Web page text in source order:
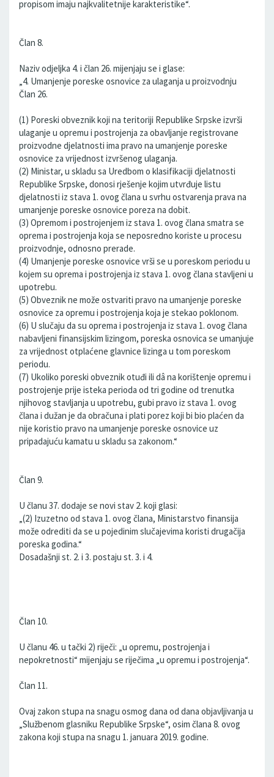
propisom imaju najkvalitetnije karakteristike“.
Član 8.
Naziv odjeljka 4. i član 26. mijenjaju se i glase:
„4. Umanjenje poreske osnovice za ulaganja u proizvodnju
Član 26.
(1) Poreski obveznik koji na teritoriji Republike Srpske izvrši
ulaganje u opremu i postrojenja za obavljanje registrovane
proizvodne djelatnosti ima pravo na umanjenje poreske
osnovice za vrijednost izvršenog ulaganja.
(2) Ministar, u skladu sa Uredbom o klasifikaciji djelatnosti
Republike Srpske, donosi rješenje kojim utvrđuje listu
djelatnosti iz stava 1. ovog člana u svrhu ostvarenja prava na
umanjenje poreske osnovice poreza na dobit.
(3) Opremom i postrojenjem iz stava 1. ovog člana smatra se
oprema i postrojenja koja se neposredno koriste u procesu
proizvodnje, odnosno prerade.
(4) Umanjenje poreske osnovice vrši se u poreskom periodu u
kojem su oprema i postrojenja iz stava 1. ovog člana stavljeni u
upotrebu.
(5) Obveznik ne može ostvariti pravo na umanjenje poreske
osnovice za opremu i postrojenja koja je stekao poklonom.
(6) U slučaju da su oprema i postrojenja iz stava 1. ovog člana
nabavljeni finansijskim lizingom, poreska osnovica se umanjuje
za vrijednost otplaćene glavnice lizinga u tom poreskom
periodu.
(7) Ukoliko poreski obveznik otuđi ili dâ na korištenje opremu i
postrojenje prije isteka perioda od tri godine od trenutka
njihovog stavljanja u upotrebu, gubi pravo iz stava 1. ovog
člana i dužan je da obračuna i plati porez koji bi bio plaćen da
nije koristio pravo na umanjenje poreske osnovice uz
pripadajuću kamatu u skladu sa zakonom.“
Član 9.
U članu 37. dodaje se novi stav 2. koji glasi:
„(2) Izuzetno od stava 1. ovog člana, Ministarstvo finansija
može odrediti da se u pojedinim slučajevima koristi drugačija
poreska godina.“
Dosadašnji st. 2. i 3. postaju st. 3. i 4.
Član 10.
U članu 46. u tački 2) riječi: „u opremu, postrojenja i
nepokretnosti“ mijenjaju se riječima „u opremu i postrojenja“.
Član 11.
Ovaj zakon stupa na snagu osmog dana od dana objavljivanja u
„Službenom glasniku Republike Srpske“, osim člana 8. ovog
zakona koji stupa na snagu 1. januara 2019. godine.